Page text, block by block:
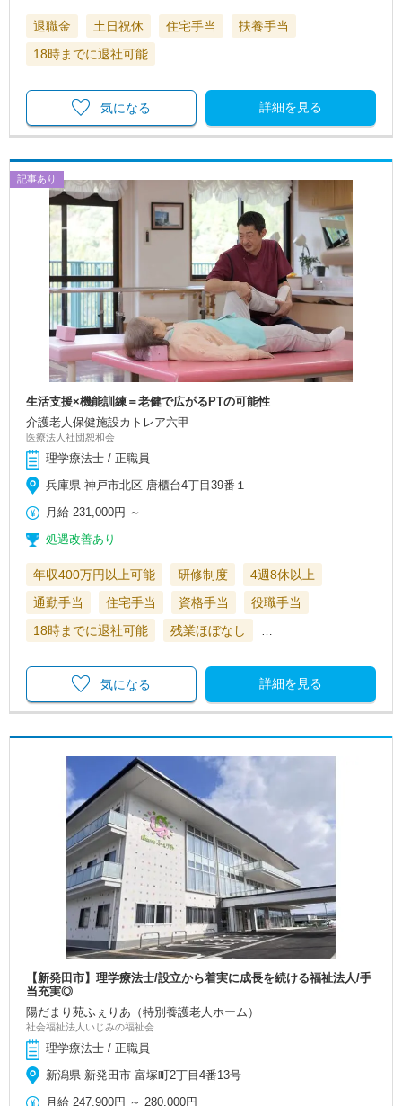
退職金 土日祝休 住宅手当
扶養手当
18時までに退社可能
詳細を見る
気になる
記事あり
生活支援×機能訓練＝老健で広がるPTの可能性
介護老人保健施設カトレア六甲
医療法人社団恕和会
理学療法士 / 正職員
兵庫県 神戸市北区 唐櫃台4丁目39番１
月給 231,000円 ～
処遇改善あり
年収400万円以上可能 研修制度
4週8休以上
通勤手当
住宅手当 資格手当
役職手当
18時までに退社可能
残業ほぼなし …
詳細を見る
気になる
【新発田市】理学療法士/設立から着実に成長を続ける福祉法人/手
当充実◎
陽だまり苑ふぇりあ（特別養護老人ホーム）
社会福祉法人いじみの福祉会
理学療法士 / 正職員
新潟県 新発田市 富塚町2丁目4番13号
月給 247,900円 ～280,000円